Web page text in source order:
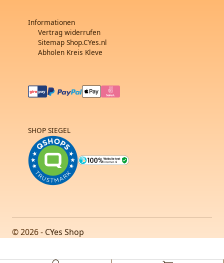
Informationen
Vertrag widerrufen
Sitemap Shop.CYes.nl
Abholen Kreis Kleve
SHOP SIEGEL
© 2026 - CYes Shop